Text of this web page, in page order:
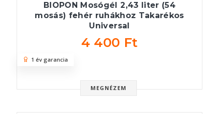
BIOPON Mosógél 2,43 liter (54
mosás) fehér ruhákhoz Takarékos
Universal
4 400 Ft
MEGNÉZEM
1 év garancia